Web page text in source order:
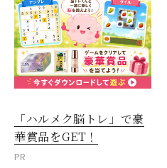
「ハルメク脳トレ」で豪
華賞品をGET！
PR